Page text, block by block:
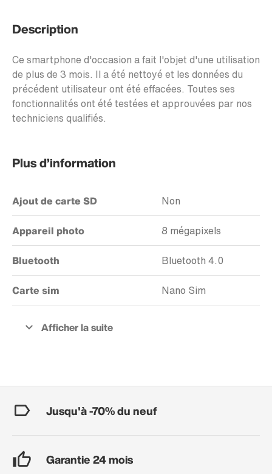
Description
Ce smartphone d'occasion a fait l'objet d'une utilisation
de plus de 3 mois. Il a été nettoyé et les données du
précédent utilisateur ont été effacées. Toutes ses
fonctionnalités ont été testées et approuvées par nos
techniciens qualifiés.
Plus d’information
Ajout de carte SD Non
Appareil photo 8 mégapixels
Bluetooth Bluetooth 4.0
Carte sim Nano Sim
Jusqu'à -70% du neuf
Garantie 24 mois